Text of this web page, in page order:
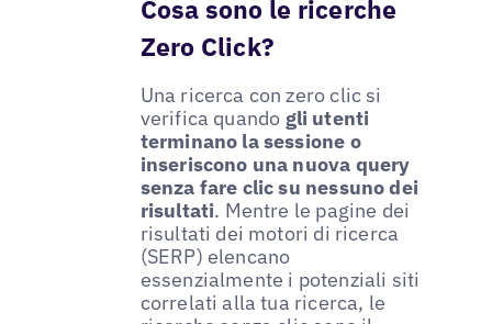
Cosa sono le ricerche
Zero Click?
Una ricerca con zero clic si
verifica quando gli utenti
terminano la sessione o
inseriscono una nuova query
senza fare clic su nessuno dei
risultati. Mentre le pagine dei
risultati dei motori di ricerca
(SERP) elencano
essenzialmente i potenziali siti
correlati alla tua ricerca, le